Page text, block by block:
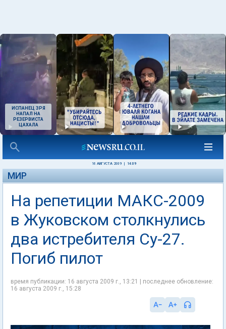
ИСПАНЕЦ ЗРЯ
НАПАЛ НА
РЕЗЕРВИСТА
ЦАХАЛА
16 АВГУСТА 2009 14:09
МИР
На репетиции МАКС-2009
в Жуковском столкнулись
два истребителя Су-27.
Погиб пилот
время публикации: 16 августа 2009 г., 13:21 | последнее обновление:
16 августа 2009 г., 15:28